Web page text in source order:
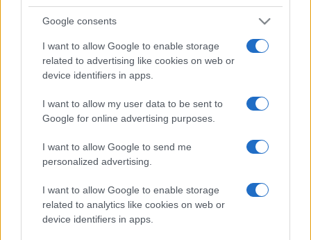
Google consents
I want to allow Google to enable storage
related to advertising like cookies on web or
device identifiers in apps.
I want to allow my user data to be sent to
Google for online advertising purposes.
I want to allow Google to send me
personalized advertising.
I want to allow Google to enable storage
related to analytics like cookies on web or
device identifiers in apps.
Spin Time: Un’opportunità o un
rischio per le collaborazioni
internazionali?
3 ore fa
PIÙ LETTE
Carburanti adulterati a Roma: sicurezza
stradale a rischio tra indifferenza e
irresponsabilità